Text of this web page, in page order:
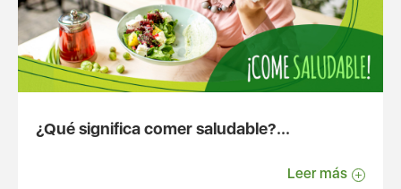
¿Qué significa comer saludable?...
Leer más